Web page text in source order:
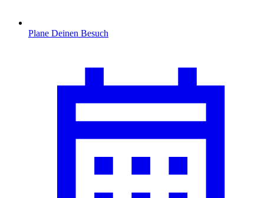
Plane Deinen Besuch